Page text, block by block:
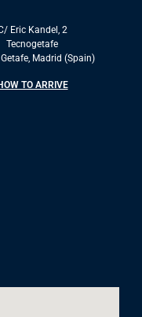
Eric Kandel, 2
Tecnogetafe
Madrid (Spain)
TO ARRIVE